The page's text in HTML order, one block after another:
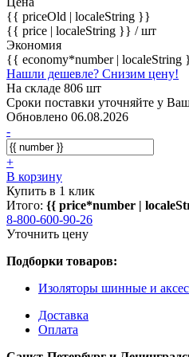
{{ priceOld | localeString }}
{{ price | localeString }} / шт
Экономия
{{ economy*number | localeString
Нашли дешевле? Снизим цену!
На складе 806 шт
Сроки поставки уточняйте у
Обновлено 06.08.2026
-
+
В корзину
Купить в 1 клик
Итого: {{ price*number |
8-800-600-90-26
Уточнить цену
Подборки товаров:
Изоляторы шинные и
Доставка
Оплата